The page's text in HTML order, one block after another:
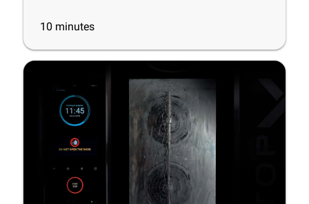
10 minutes